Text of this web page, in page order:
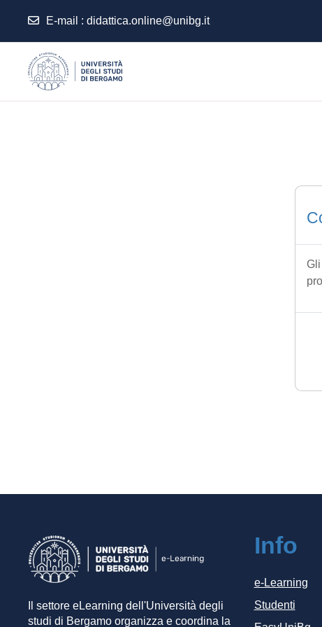
E-mail : didattica.online@unibg.it
Il settore eLearning dell'Università degli
studi di Bergamo organizza e coordina la
Info
e-Learning
Studenti